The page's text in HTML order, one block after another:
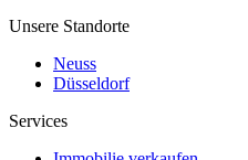
Unsere Standorte
Neuss
Düsseldorf
Services